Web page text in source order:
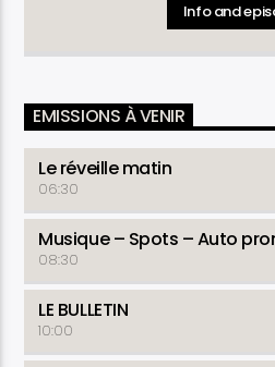
: Télé D'Hier -
du Jour - Culture Découverte
Santé ( Mardi et Jeudi )- La
Astuce Conso -
Info and
EMISSIONS À VENIR
Le réveille matin
06:30
Musique – Spots – Auto
08:30
LE BULLETIN
10:00